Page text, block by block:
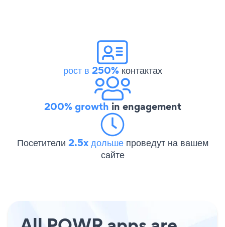
рост в 250%контактах
200% growth in engagement
Посетители 2.5x дольше проведут на вашем
сайте